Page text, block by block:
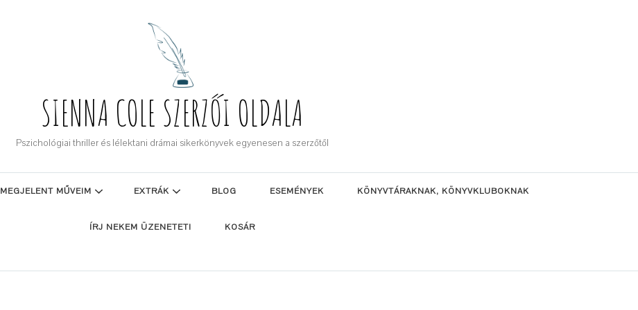
SIENNA COLE SZERZŐI OLDALA
Pszichológiai thriller és lélektani drámai sikerkönyvek egyenesen a szerzőtől
MEGJELENT MŰVEIM EXTRÁK BLOG ESEMÉNYEK KÖNYVTÁRAKNAK, KÖNYVKLUBOKNAK
ÍRJ NEKEM ÜZENETET! KOSÁR